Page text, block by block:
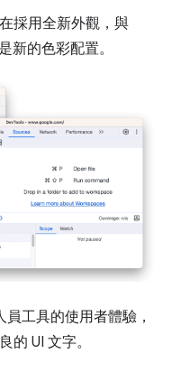
採用全新外觀，與
新的色彩配置。
工具的使用者體驗，
的 UI 文字。